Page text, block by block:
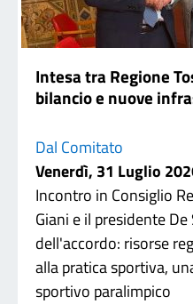
Intesa tra Regione
bilancio e nuove
Dal Comitato
Venerdì, 31 Luglio
Incontro in Consiglio
Giani e il presidente
dell'accordo: risorse
alla pratica sportiva,
sportivo paralimpico